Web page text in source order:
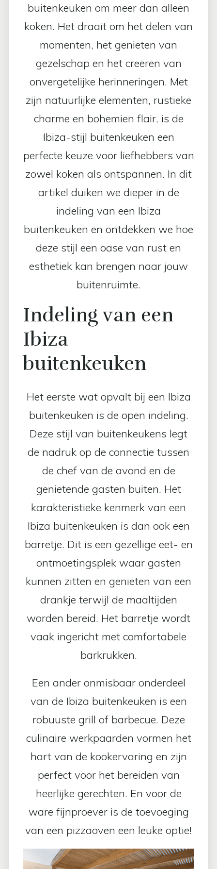
buitenkeuken om meer dan alleen
koken. Het draait om het delen van
momenten, het genieten van
gezelschap en het creëren van
onvergetelijke herinneringen. Met
zijn natuurlijke elementen, rustieke
charme en bohemien flair, is de
Ibiza-stijl buitenkeuken een
perfecte keuze voor liefhebbers van
zowel koken als ontspannen. In dit
artikel duiken we dieper in de
indeling van een Ibiza
buitenkeuken en ontdekken we hoe
deze stijl een oase van rust en
esthetiek kan brengen naar jouw
buitenruimte.
Indeling van een
Ibiza
buitenkeuken
Het eerste wat opvalt bij een Ibiza
buitenkeuken is de open indeling.
Deze stijl van buitenkeukens legt
de nadruk op de connectie tussen
de chef van de avond en de
genietende gasten buiten. Het
karakteristieke kenmerk van een
Ibiza buitenkeuken is dan ook een
barretje. Dit is een gezellige eet- en
ontmoetingsplek waar gasten
kunnen zitten en genieten van een
drankje terwijl de maaltijden
worden bereid. Het barretje wordt
vaak ingericht met comfortabele
barkrukken.
Een ander onmisbaar onderdeel
van de Ibiza buitenkeuken is een
robuuste grill of barbecue. Deze
culinaire werkpaarden vormen het
hart van de kookervaring en zijn
perfect voor het bereiden van
heerlijke gerechten. En voor de
ware fijnproever is de toevoeging
van een pizzaoven een leuke optie!